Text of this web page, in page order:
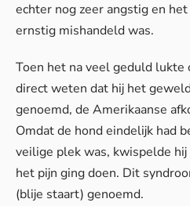
echter nog zeer angstig en
ernstig mishandeld was.
Toen het na veel geduld
direct weten dat hij het
genoemd, de Amerikaanse
Omdat de hond eindelijk had
veilige plek was, kwispelde
het pijn ging doen. Dit
(blije staart) genoemd.